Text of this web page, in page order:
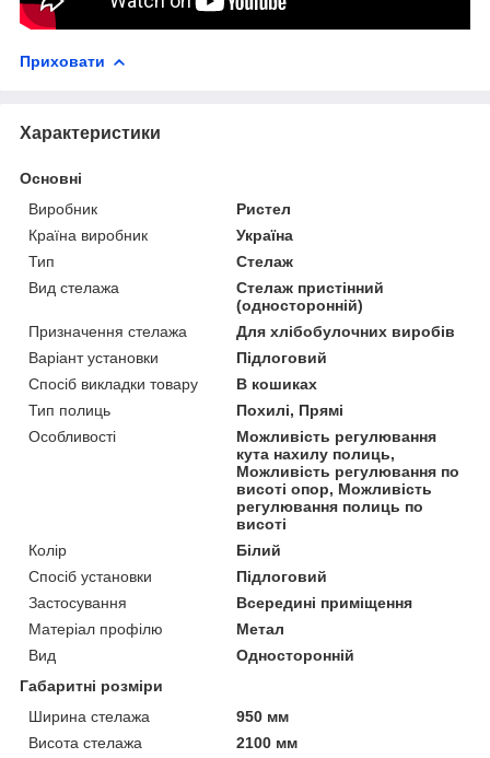
Приховати
Характеристики
Основні
Виробник
Ристел
Країна виробник
Україна
Тип
Стелаж
Вид стелажа
Стелаж пристінний
(односторонній)
Призначення стелажа
Для хлібобулочних виробів
Варіант установки
Підлоговий
Спосіб викладки товару
В кошиках
Тип полиць
Похилі, Прямі
Особливості
Можливість регулювання
кута нахилу полиць,
Можливість регулювання по
висоті опор, Можливість
регулювання полиць по
висоті
Колір
Білий
Спосіб установки
Підлоговий
Застосування
Всередині приміщення
Матеріал профілю
Метал
Вид
Односторонній
Габаритні розміри
Ширина стелажа
950 мм
Висота стелажа
2100 мм